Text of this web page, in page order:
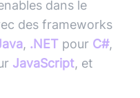
dans le
des frameworks
, .NET pour C#,
JavaScript, et